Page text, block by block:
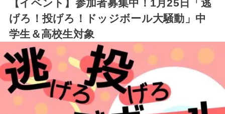
【イベント】参加者募集中！1月25日「逃
げろ！投げろ！ドッジボール大騒動」中
学生＆高校生対象